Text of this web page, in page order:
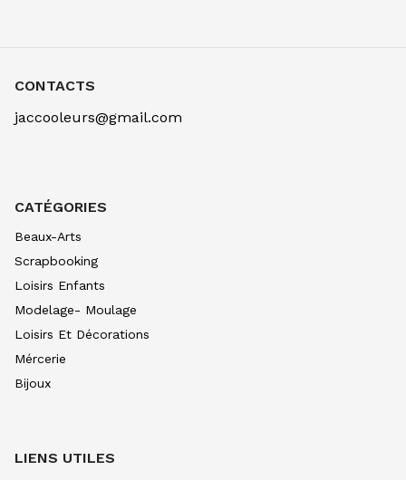
AQUARELLE EXTRA FINE TUBE 10 ML
BLEU INDIGO 308
AQUARELLE EXTRA FINE TUBE 10 ML
8.80
BLEU OUTRE FONC315
AQUARELLE EXTRA FINE TUBE 10 ML
CONTACTS
jaccooleurs@gmail.com
CATÉGORIES
Beaux-Arts
Scrapbooking
Loisirs Enfants
Modelage- Moulage
Loisirs Et Décorations
Mércerie
Bijoux
LIENS UTILES